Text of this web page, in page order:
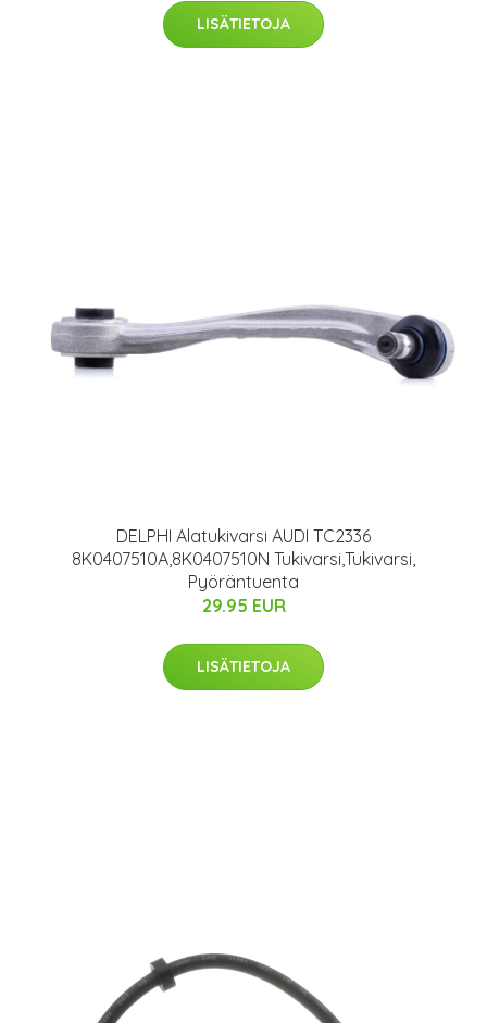
LISÄTIETOJA
DELPHI Alatukivarsi AUDI TC2336
8K0407510A,8K0407510N Tukivarsi,Tukivarsi,
Pyöräntuenta
29.95 EUR
LISÄTIETOJA